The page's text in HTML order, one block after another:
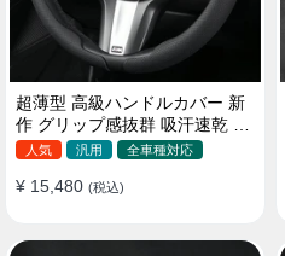
超薄型 高級ハンドルカバー 新
作 グリップ感抜群 吸汗速乾 ス
エード ナパレザー 通年使用
人気 汎用 全車種対応
¥ 15,480 (税込)